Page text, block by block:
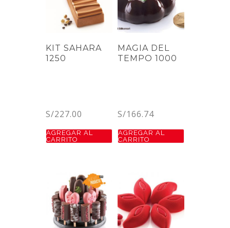
KIT SAHARA
1250
S/227.00
AGREGAR AL
CARRITO
MAGIA DEL
TEMPO 1000
S/166.74
AGREGAR AL
CARRITO